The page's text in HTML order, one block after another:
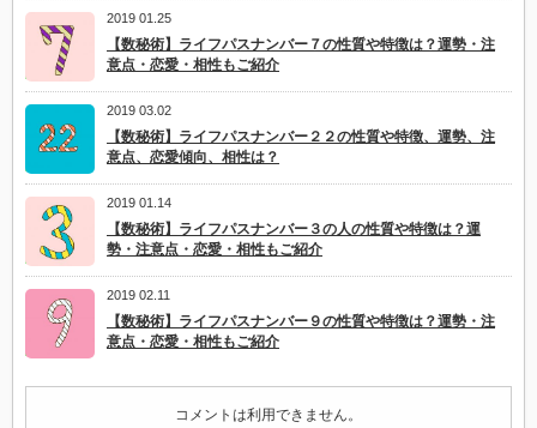
2019 01.25
【数秘術】ライフパスナンバー７の性質や特徴は？運勢・注
意点・恋愛・相性もご紹介
2019 03.02
【数秘術】ライフパスナンバー２２の性質や特徴、運勢、注
意点、恋愛傾向、相性は？
2019 01.14
【数秘術】ライフパスナンバー３の人の性質や特徴は？運
勢・注意点・恋愛・相性もご紹介
2019 02.11
【数秘術】ライフパスナンバー９の性質や特徴は？運勢・注
意点・恋愛・相性もご紹介
コメントは利用できません。